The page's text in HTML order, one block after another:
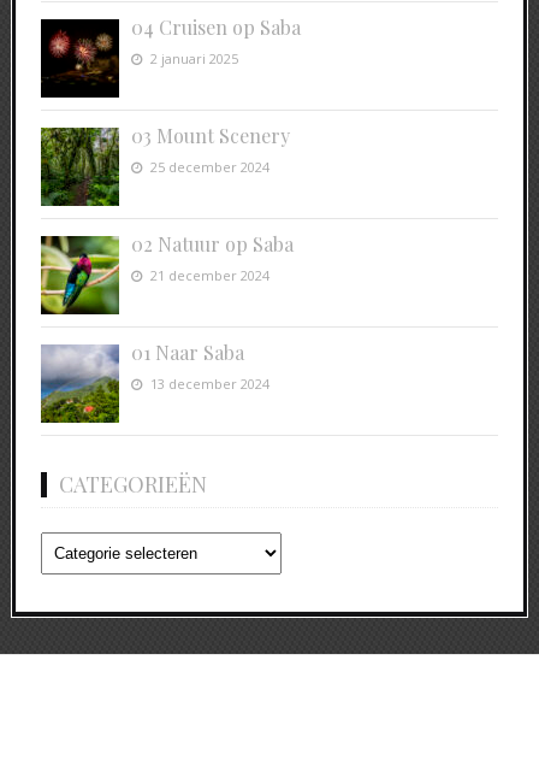
04 Cruisen op Saba
2 januari 2025
03 Mount Scenery
25 december 2024
02 Natuur op Saba
21 december 2024
01 Naar Saba
13 december 2024
CATEGORIEËN
Categorieën